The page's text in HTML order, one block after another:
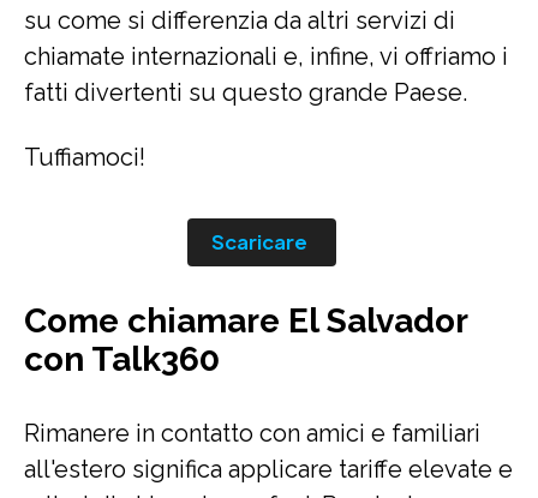
su come si differenzia da altri servizi di
chiamate internazionali e, infine, vi offriamo i
fatti divertenti su questo grande Paese.
Tuffiamoci!
Scaricare
Come chiamare El Salvador
con Talk360
Rimanere in contatto con amici e familiari
all'estero significa applicare tariffe elevate e